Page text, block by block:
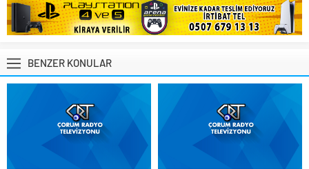
BENZER KONULAR